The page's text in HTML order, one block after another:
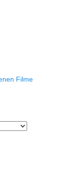
Filme